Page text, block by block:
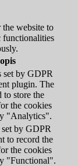
the website to
functionalities
set by GDPR
plugin. The
to store the
the cookies
"Analytics".
by GDPR
to record the
the cookies
"Functional".